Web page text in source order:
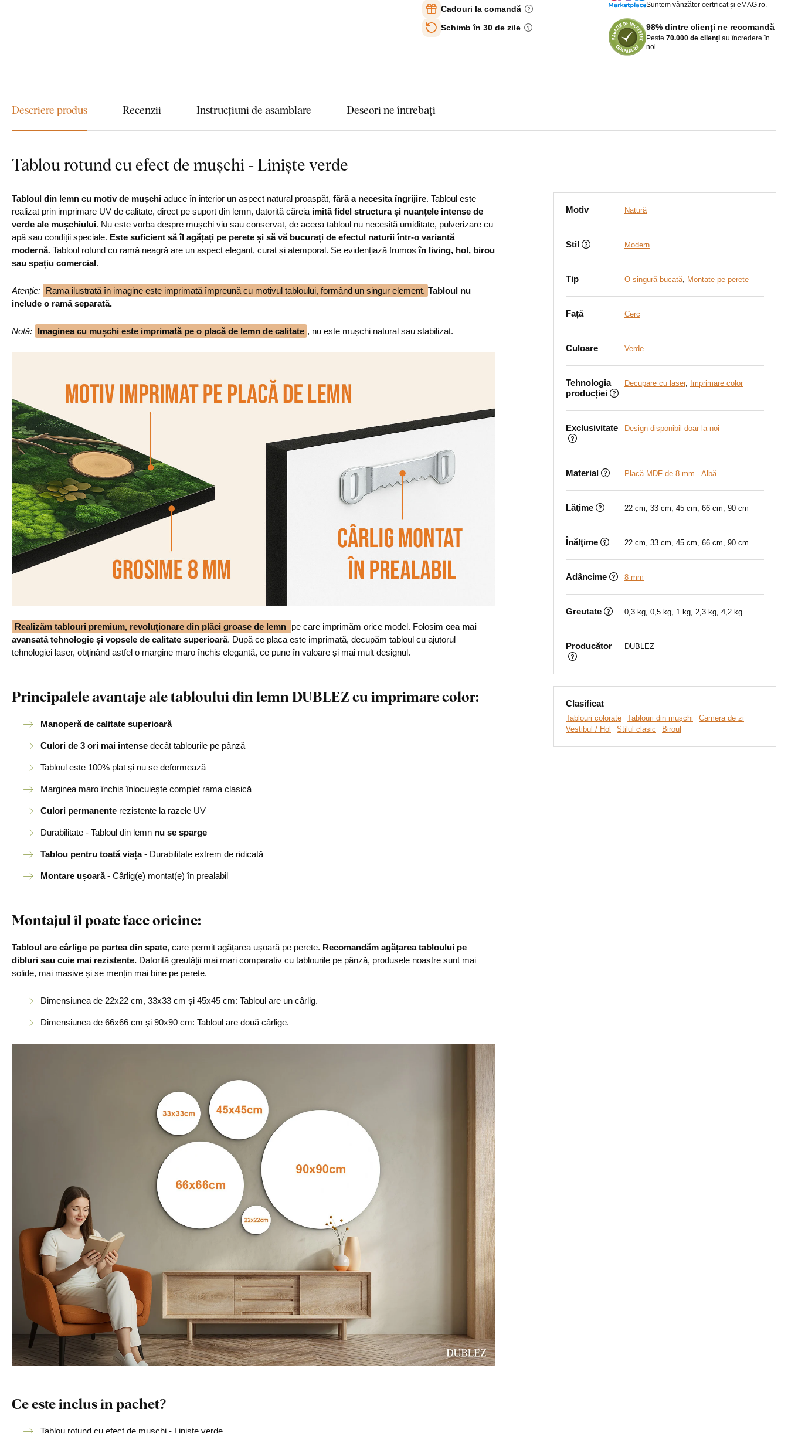
Cadouri la comandă
Schimb în 30 de zile
Suntem vânzător certificat și eMAG.ro.
98% dintre clienți ne recomandă
Peste 70.000 de clienți au încredere în
noi.
Descriere produs Recenzii Instrucțiuni de asamblare Deseori ne întrebați
Tablou rotund cu efect de mușchi - Liniște verde
Tabloul din lemn cu motiv de mușchi aduce în interior un aspect natural proaspăt, fără a necesita îngrijire. Tabloul este
realizat prin imprimare UV de calitate, direct pe suport din lemn, datorită căreia imită fidel structura și nuanțele intense de
verde ale mușchiului. Nu este vorba despre mușchi viu sau conservat, de aceea tabloul nu necesită umiditate, pulverizare cu
apă sau condiții speciale. Este suficient să îl agățați pe perete și să vă bucurați de efectul naturii într-o variantă
modernă. Tabloul rotund cu ramă neagră are un aspect elegant, curat și atemporal. Se evidențiază frumosîn living, hol, birou
sau spațiu comercial.
Atenție: Rama ilustrată în imagine este imprimată împreună cu motivul tabloului, formând un singur element. Tabloul nu
include o ramă separată.
Notă: Imaginea cu mușchi este imprimată pe o placă de lemn de calitate , nu este mușchi natural sau stabilizat.
Realizăm tablouri premium, revoluționare din plăci groase de lemn pe care imprimăm orice model. Folosim cea mai
avansată tehnologie și vopsele de calitate superioară. După ce placa este imprimată, decupăm tabloul cu ajutorul
tehnologiei laser, obținând astfel o margine maro închis elegantă, ce pune în valoare și mai mult designul.
Principalele avantaje ale tabloului din lemn DUBLEZ cu imprimare color:
Manoperă de calitate superioară
Culori de 3 ori mai intense decât tablourile pe pânză
Tabloul este 100% plat și nu se deformează
Marginea maro închis înlocuiește complet rama clasică
Culori permanente rezistente la razele UV
Durabilitate - Tabloul din lemn nu se sparge
Tablou pentru toată viața- Durabilitate extrem de ridicată
Montare ușoară- Cârlig(e) montat(e) în prealabil
Montajul îl poate face oricine:
Tabloul are cârlige pe partea din spate, care permit agățarea ușoară pe perete. Recomandăm agățarea tabloului pe
dibluri sau cuie mai rezistente. Datorită greutății mai mari comparativ cu tablourile pe pânză, produsele noastre sunt mai
solide, mai masive și se mențin mai bine pe perete.
Dimensiunea de 22x22 cm, 33x33 cm și 45x45 cm: Tabloul are un cârlig.
Dimensiunea de 66x66 cm și 90x90 cm: Tabloul are două cârlige.
Ce este inclus în pachet?
Tablou rotund cu efect de mușchi - Liniște verde
Motiv Natură
Stil Modern
Tip O singură bucată, Montate pe perete
Față Cerc
Culoare Verde
Tehnologia
producției
Decupare cu laser, Imprimare color
Exclusivitate Design disponibil doar la noi
Material Placă MDF de 8 mm - Albă
Lăţime 22 cm, 33 cm, 45 cm, 66 cm, 90 cm
Înălţime 22 cm, 33 cm, 45 cm, 66 cm, 90 cm
Adâncime 8 mm
Greutate 0,3 kg, 0,5 kg, 1 kg, 2,3 kg, 4,2 kg
Producător DUBLEZ
Clasificat
Tablouri colorate Tablouri din mușchi
Camera de zi
Vestibul / Hol
Stilul clasic Biroul